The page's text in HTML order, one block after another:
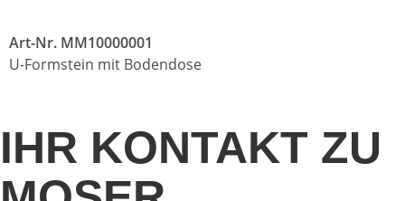
Art-Nr. MM10000001
U-Formstein mit Bodendose
IHR KONTAKT ZU